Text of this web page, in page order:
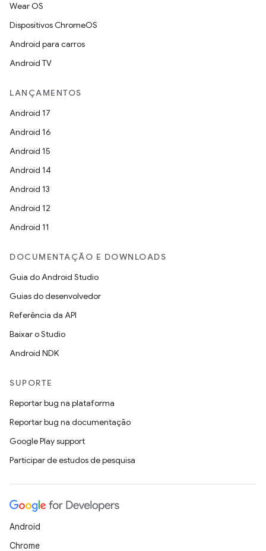
Wear OS
Dispositivos ChromeOS
Android para carros
Android TV
LANÇAMENTOS
Android 17
Android 16
Android 15
Android 14
Android 13
Android 12
Android 11
DOCUMENTAÇÃO E DOWNLOADS
Guia do Android Studio
Guias do desenvolvedor
Referência da API
Baixar o Studio
Android NDK
SUPORTE
Reportar bug na plataforma
Reportar bug na documentação
Google Play support
Participar de estudos de pesquisa
Android
Chrome